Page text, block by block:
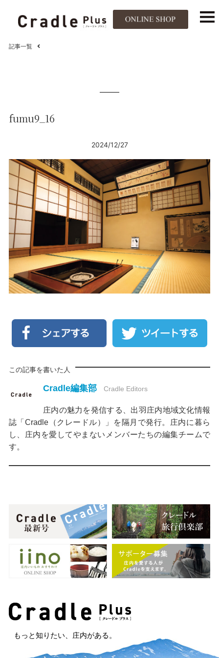
記事一覧
fumu9_16
2024/12/27
この記事を書いた人
Cradle編集部 Cradle Editors
庄内の魅力を発信する、出羽庄内地域文化情報
誌「Cradle（クレードル）」を隔月で発行。庄内に暮ら
し、庄内を愛してやまないメンバーたちの編集チームで
す。
もっと知りたい、庄内がある。